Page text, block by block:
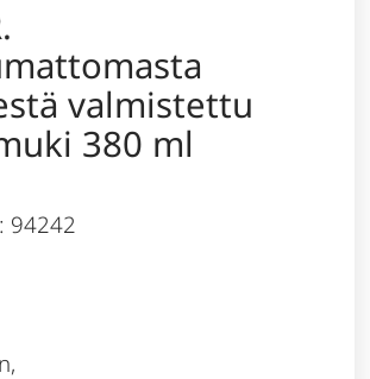
valmistettu
380 ml
94242